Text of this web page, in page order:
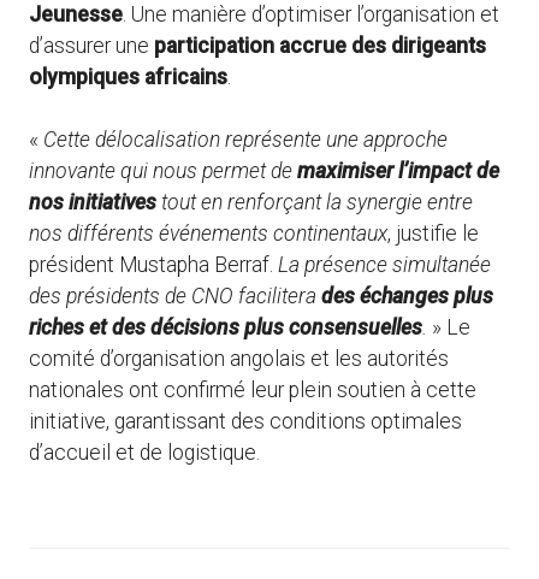
Jeunesse . Une manière d’optimiser l’organisation et
d’assurer une participation accrue des dirigeants
olympiques africains
« Cette délocalisation représente une approche
innovante qui nous permet de maximiser l’impact de
nos initiatives tout en renforçant la synergie entre
nos différents événements continentaux, justifie le
président Mustapha Berraf. La présence simultanée
des présidents de CNO facilitera des échanges plus
riches et des décisions plus consensuelles. » Le
comité d’organisation angolais et les autorités
nationales ont confirmé leur plein soutien à cette
initiative, garantissant des conditions optimales
d’accueil et de logistique.